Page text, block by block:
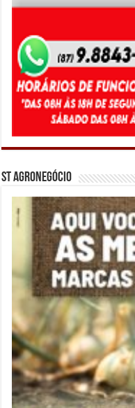
ST Agronegócio